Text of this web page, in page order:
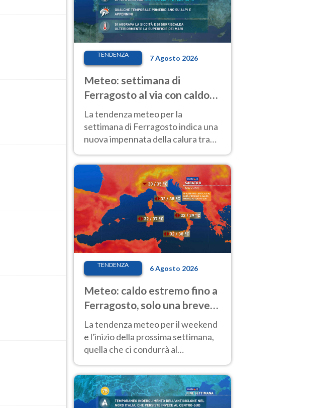
TENDENZA 7 Agosto 2026
Meteo: settimana di
Ferragosto al via con caldo
intenso e qualche temporale
La tendenza meteo per la
settimana di Ferragosto indica una
nuova impennata della calura tra
anche al Nord.
TENDENZA 6 Agosto 2026
Meteo: caldo estremo fino a
Ferragosto, solo una breve
pausa. Ecco dove
La tendenza meteo per il weekend
e l'inizio della prossima settimana,
quella che ci condurrà al
temperature molto elevate